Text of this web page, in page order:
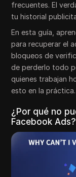
frecuentes. El
tu historial
En esta guía,
para recuperar el
bloqueos de
de perderlo todo
quienes trabajan
esto en la práctica.
¿Por qué no
Facebook